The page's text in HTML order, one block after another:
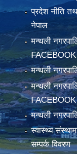
प्रदेश नीति
नेपाल
मन्थली
मन्थली
मन्थली
FACEBOOK
मन्थली
स्वास्थ्य
सम्पर्क विवरण